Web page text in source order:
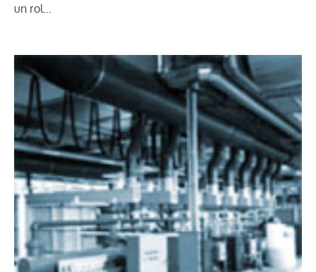
un rol…